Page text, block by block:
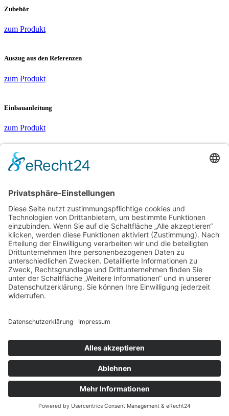
Zubehör
zum Produkt
Auszug aus den Referenzen
zum Produkt
Einbauanleitung
zum Produkt
Ausschreibungstexte
Bildergalerie Einbau
zum Produkt
Hauptmenu
Startseite
Produkte
News / Infos
Produkte
AQUAFOEL
AQUASYNO
AQUASONDERBAU
2018 -2025 - AquaClean GmbH Umsetzung:medienloge